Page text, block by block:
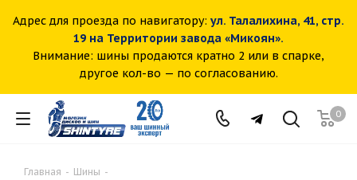
Адрес для проезда по навигатору: ул. Талалихина, 41, стр.
19 на Территории завода «Микоян».
Внимание: шины продаются кратно 2 или в спарке,
другое кол-во — по согласованию.
0
Главная - Шины -